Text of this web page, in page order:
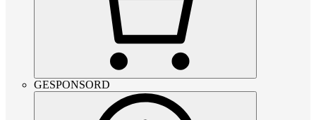
GESPONSORD